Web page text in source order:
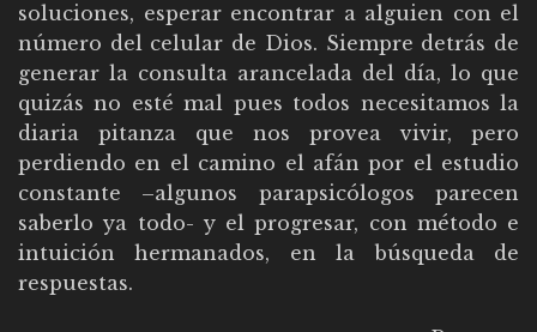
soluciones, esperar encontrar a alguien con el
número del celular de Dios. Siempre detrás de
generar la consulta arancelada del día, lo que
quizás no esté mal pues todos necesitamos la
diaria pitanza que nos provea vivir, pero
perdiendo en el camino el afán por el estudio
constante –algunos parapsicólogos parecen
saberlo ya todo- y el progresar, con método e
intuición hermanados, en la búsqueda de
respuestas.